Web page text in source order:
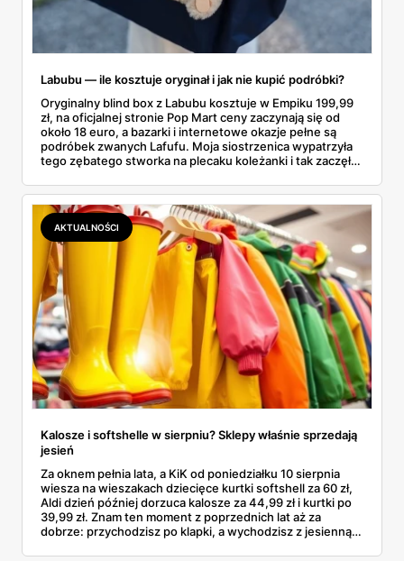
Labubu — ile kosztuje oryginał i jak nie kupić podróbki?
Oryginalny blind box z Labubu kosztuje w Empiku 199,99
zł, na oficjalnej stronie Pop Mart ceny zaczynają się od
około 18 euro, a bazarki i internetowe okazje pełne są
podróbek zwanych Lafufu. Moja siostrzenica wypatrzyła
tego zębatego stworka na plecaku koleżanki i tak zaczęło
kosztuje i po czym poznać, że sprzedawca nie wciska nam
podróbki. Spisałam wszystko, czego się dowiedziałam —
łącznie z jedną wpadką, o której za chwilę.
AKTUALNOŚCI
Kalosze i softshelle w sierpniu? Sklepy właśnie sprzedają
jesień
Za oknem pełnia lata, a KiK od poniedziałku 10 sierpnia
wiesza na wieszakach dziecięce kurtki softshell za 60 zł,
Aldi dzień później dorzuca kalosze za 44,99 zł i kurtki po
39,99 zł. Znam ten moment z poprzednich lat aż za
dobrze: przychodzisz po klapki, a wychodzisz z jesienną